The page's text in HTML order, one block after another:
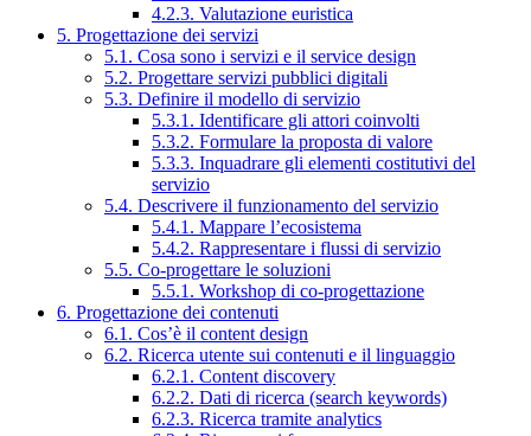
4.2.3. Valutazione euristica
5. Progettazione dei servizi
5.1. Cosa sono i servizi e il service design
5.2. Progettare servizi pubblici digitali
5.3. Definire il modello di servizio
5.3.1. Identificare gli attori coinvolti
5.3.2. Formulare la proposta di valore
5.3.3. Inquadrare gli elementi costitutivi del
servizio
5.4. Descrivere il funzionamento del servizio
5.4.1. Mappare l’ecosistema
5.4.2. Rappresentare i flussi di servizio
5.5. Co-progettare le soluzioni
5.5.1. Workshop di co-progettazione
6. Progettazione dei contenuti
6.1. Cos’è il content design
6.2. Ricerca utente sui contenuti e il linguaggio
6.2.1. Content discovery
6.2.2. Dati di ricerca (search keywords)
6.2.3. Ricerca tramite analytics